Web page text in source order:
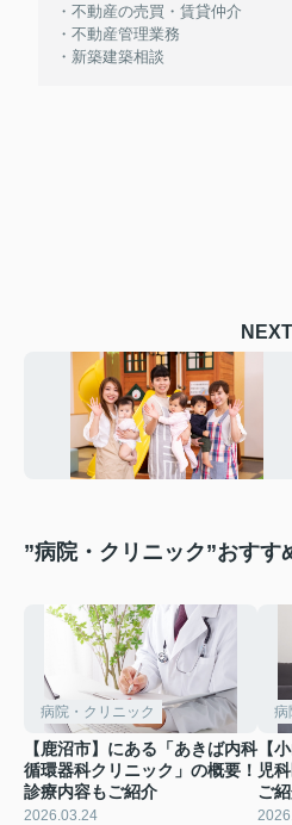
・不動産の売買・賃貸仲介
・不動産管理業務
・新築建築相談
NEXT
”病院・クリニック”おすす
病院・クリニック
【鹿沼市】にある「あきば内科
循環器科クリニック」の概要！
診療内容もご紹介
2026.03.24
病
【
児
ご